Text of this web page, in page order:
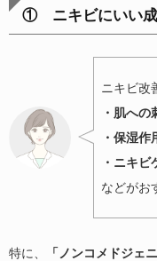
① ニキビにいい成
ニキビ改
・肌へ
・保湿
・ニキ
などがお
特に、
「ノンコメドジェ